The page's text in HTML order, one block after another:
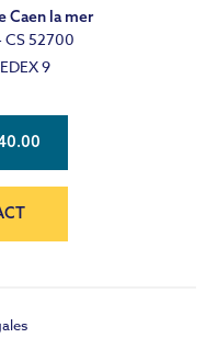
Caen la mer
CS 52700
9